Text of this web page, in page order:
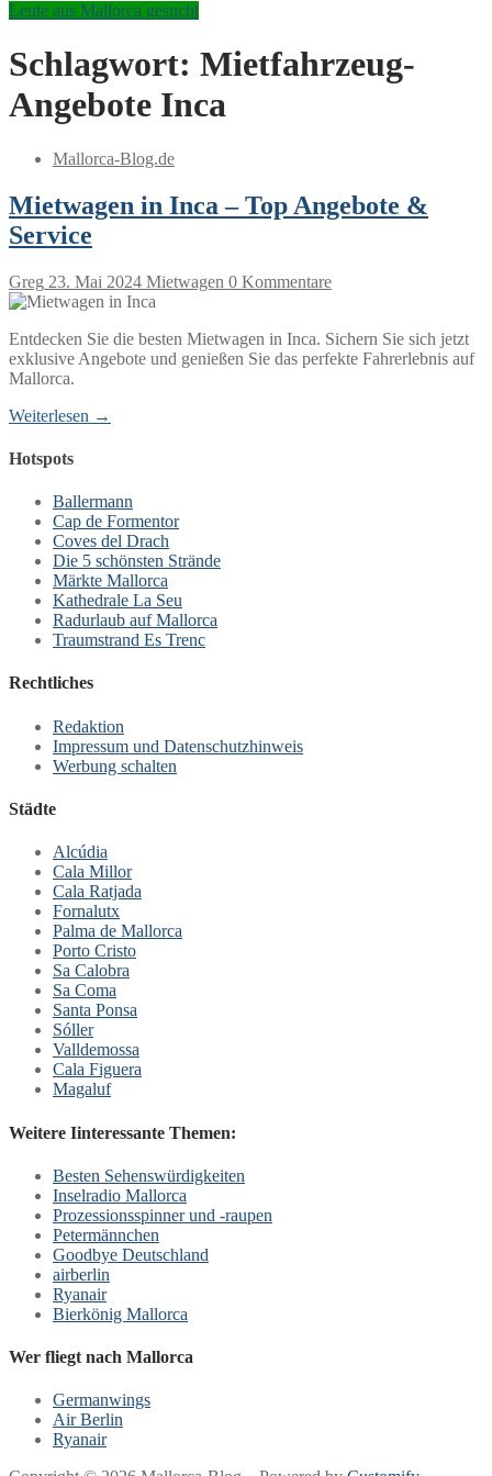
Leute aus Mallorca gesucht
Schlagwort: Mietfahrzeug-
Angebote Inca
Mallorca-Blog.de
Mietwagen in Inca – Top Angebote &
Service
Greg 23. Mai 2024 Mietwagen 0 Kommentare
Entdecken Sie die besten Mietwagen in Inca. Sichern Sie sich jetzt
exklusive Angebote und genießen Sie das perfekte Fahrerlebnis auf
Mallorca.
Weiterlesen →
Hotspots
Ballermann
Cap de Formentor
Coves del Drach
Die 5 schönsten Strände
Märkte Mallorca
Kathedrale La Seu
Radurlaub auf Mallorca
Traumstrand Es Trenc
Rechtliches
Redaktion
Impressum und Datenschutzhinweis
Werbung schalten
Städte
Alcúdia
Cala Millor
Cala Ratjada
Fornalutx
Palma de Mallorca
Porto Cristo
Sa Calobra
Sa Coma
Santa Ponsa
Sóller
Valldemossa
Cala Figuera
Magaluf
Weitere Iinteressante Themen:
Besten Sehenswürdigkeiten
Inselradio Mallorca
Prozessionsspinner und -raupen
Petermännchen
Goodbye Deutschland
airberlin
Ryanair
Bierkönig Mallorca
Wer fliegt nach Mallorca
Germanwings
Air Berlin
Ryanair